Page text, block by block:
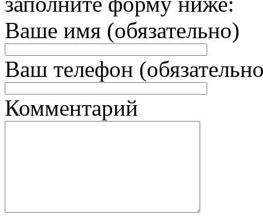
Ваше имя (обязательно)
Ваш телефон
Комментарий